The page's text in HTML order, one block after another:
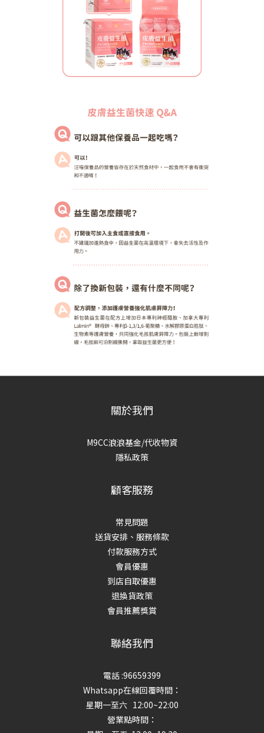
關於我們
M9CC浪浪基金/代收物資
隱私政策
顧客服務
常見問題
送貨安排、服務條款
付款服務方式
會員優惠
到店自取優惠
退換貨政策
會員推薦獎賞
聯絡我們
電話 :96659399
Whatsapp在線回覆時間：
星期一至六 12:00~22:00
營業點時間：